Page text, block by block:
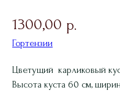
1300,00 р.
Гортензии
Цветущий карликовый
Высота куста 60 см,